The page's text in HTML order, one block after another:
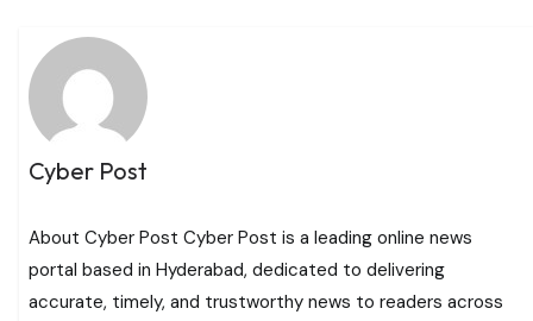
Cyber Post
About Cyber Post Cyber Post is a leading online news
portal based in Hyderabad, dedicated to delivering
accurate, timely, and trustworthy news to readers across